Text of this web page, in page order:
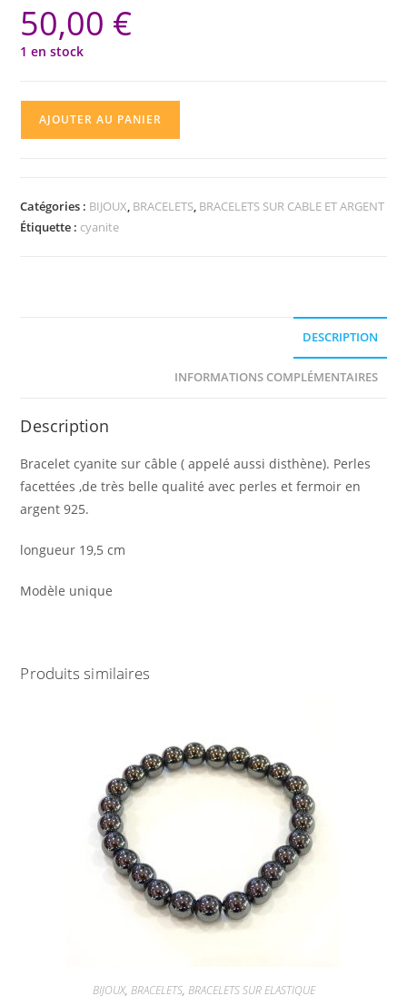
50,00 €
1 en stock
sur
câble
AJOUTER AU PANIER
Catégories : BIJOUX, BRACELETS, BRACELETS SUR CABLE ET ARGENT
Étiquette : cyanite
DESCRIPTION
INFORMATIONS COMPLÉMENTAIRES
Description
Bracelet cyanite sur câble ( appelé aussi disthène). Perles
facettées ,de très belle qualité avec perles et fermoir en
argent 925.
longueur 19,5 cm
Modèle unique
Produits similaires
BIJOUX, BRACELETS, BRACELETS SUR ELASTIQUE